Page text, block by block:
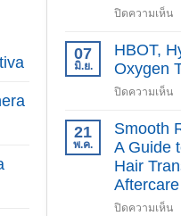
ปิดความเห็นบน
ป
07
มิ.ย.
HBOT,
Oxygen
ปิดความเห็นบน
21
พ.ค.
Smooth
A Guide
Hair
Aftercare
ปิดความเห็นบน